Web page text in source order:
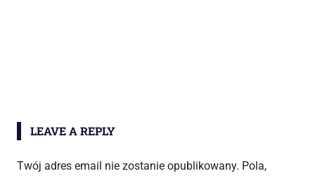
LEAVE A REPLY
Twój adres email nie zostanie opublikowany. Pola,